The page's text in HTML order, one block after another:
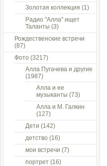
Золотая коллекция (1)
Радио "Алла" ищет
Таланты (3)
Рождественские встречи
(87)
Фото (3217)
Алла Пугачева и другие
(1987)
Алла и ее
музыканты (73)
Алла и М. Галкин
(127)
Дети (142)
детство (16)
мои встречи (7)
портрет (16)